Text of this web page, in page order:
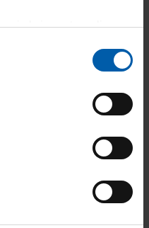
sind eine notwendige
zur Auswahl und
Angebote, Anzeigen
und Ihres
unserer
ist, aber sitzt nicht
07.06.2026